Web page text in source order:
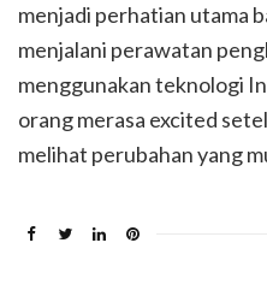
menjadi perhatian utama
menjalani perawatan
menggunakan teknologi
orang merasa excited
melihat perubahan yang